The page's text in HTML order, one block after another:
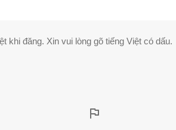
khi đăng. Xin vui lòng gõ tiếng Việt có dấu.